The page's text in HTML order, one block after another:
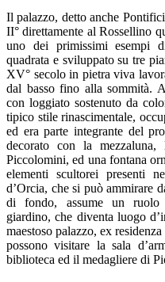
Il palazzo, detto anche
II° direttamente al Rossellino
uno dei primissimi esempi
quadrata e sviluppato su tre
XV° secolo in pietra viva
dal basso fino alla sommità.
con loggiato sostenuto da
tipico stile rinascimentale,
ed era parte integrante del
decorato con la
Piccolomini, ed una fontana
elementi scultorei presenti
d’Orcia, che si può ammirare
di fondo, assume un ruolo
giardino, che diventa luogo
maestoso palazzo, ex
possono visitare la sala
biblioteca ed il medagliere di